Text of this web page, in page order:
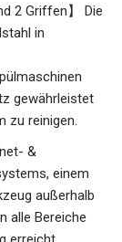
2 Griffen】 Die
in
gewährleistet
zu reinigen.
&
einem
außerhalb
alle Bereiche